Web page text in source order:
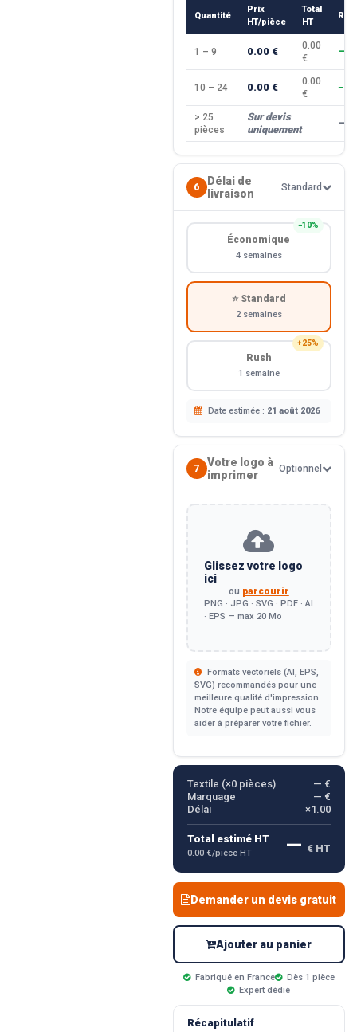
Quantité
Prix
HT/pièce
Total
HT
1 – 9 0.00 €
0.00
€
—
10 – 24 0.00 €
0.00
€
> 25
pièces
Sur devis
uniquement
—
6
Délai de
livraison
Standard
−10%
Économique
4 semaines
⭐ Standard
2 semaines
+25%
Rush
1 semaine
Date estimée : 21 août 2026
7
Votre logo à
imprimer
Optionnel
Glissez votre logo
ici
ou parcourir
PNG · JPG · SVG · PDF · AI
· EPS — max 20 Mo
Formats vectoriels (AI, EPS,
SVG) recommandés pour une
meilleure qualité d'impression.
Notre équipe peut aussi vous
aider à préparer votre fichier.
Textile (×0pièces)
— €
Marquage
— €
Délai
×1.00
Total estimé HT
0.00 €/pièce HT — € HT
Demander un devis gratuit
Ajouter au panier
Fabriqué en France
Dès 1 pièce
Expert dédié
Récapitulatif